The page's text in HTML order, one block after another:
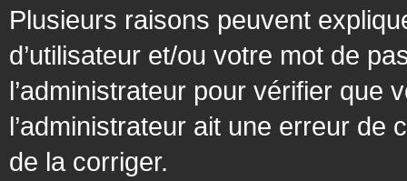
Plusieurs raisons peuvent
d’utilisateur et/ou votre mot de
l’administrateur pour vérifier que
l’administrateur ait une erreur de
de la corriger.